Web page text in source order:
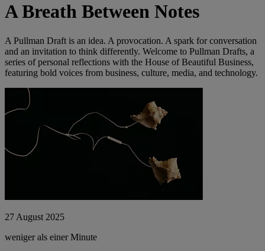
A Breath Between Notes
A Pullman Draft is an idea. A provocation. A spark for conversation
and an invitation to think differently. Welcome to Pullman Drafts, a
series of personal reflections with the House of Beautiful Business,
featuring bold voices from business, culture, media, and technology.
27 August 2025
weniger als einer Minute